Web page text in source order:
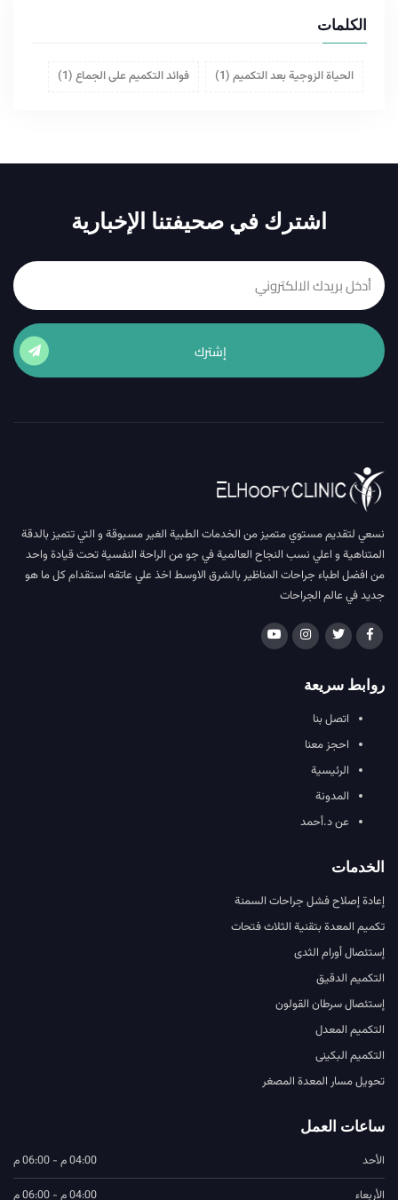
الكلمات
الحياة الزوجية بعد التكميم (1) فوائد التكميم على الجماع (1)
اشترك في صحيفتنا الإخبارية
إشترك
نسعي لتقديم مستوي متميز من الخدمات الطبية الغير مسبوقة و التي تتميز بالدقة
المتناهية و اعلي نسب النجاح العالمية في جو من الراحة النفسية تحت قيادة واحد
من افضل اطباء جراحات المناظير بالشرق الاوسط اخذ علي عاتقه استقدام كل ما هو
جديد في عالم الجراحات
روابط سريعة
اتصل بنا
احجز معنا
الرئيسية
المدونة
عن د.أحمد
الخدمات
إعادة إصلاح فشل جراحات السمنة
تكميم المعدة بتقنية الثلاث فتحات
إستئصال أورام الثدى
التكميم الدقيق
إستئصال سرطان القولون
التكميم المعدل
التكميم البكينى
تحويل مسار المعدة المصغر
ساعات العمل
الأحد
04:00 م - 06:00 م
الأربعاء
04:00 م - 06:00 م